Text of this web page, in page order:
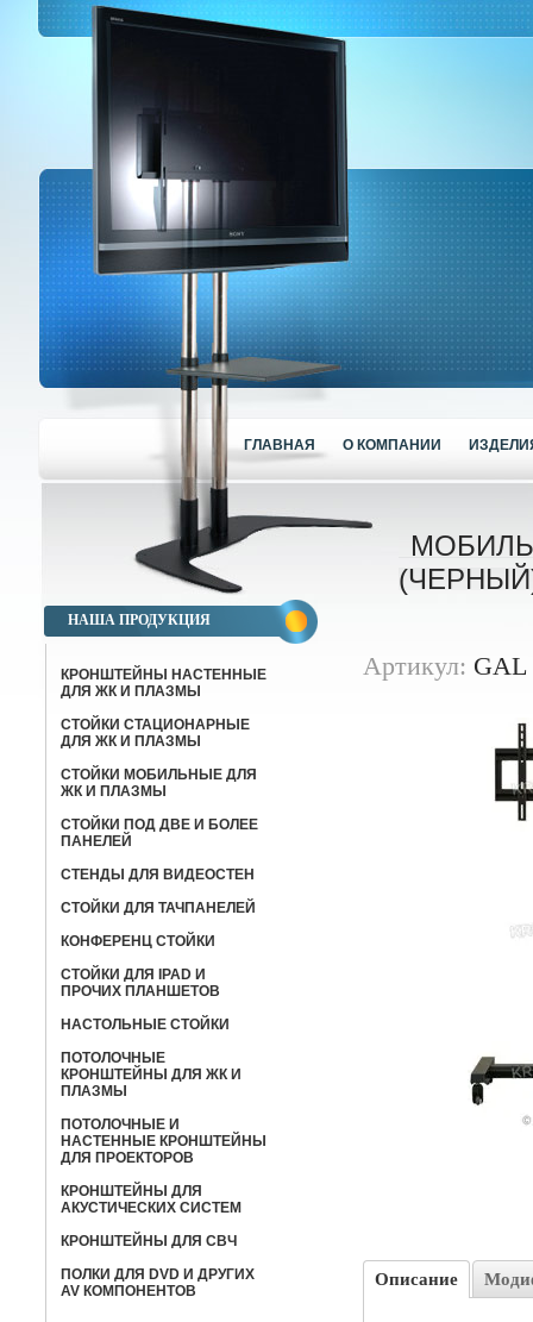
ГЛАВНАЯ О КОМПАНИИ
НАША ПРОДУКЦИЯ
КРОНШТЕЙНЫ НАСТЕННЫЕ
ДЛЯ ЖК И ПЛАЗМЫ
СТОЙКИ СТАЦИОНАРНЫЕ
ДЛЯ ЖК И ПЛАЗМЫ
СТОЙКИ МОБИЛЬНЫЕ ДЛЯ
ЖК И ПЛАЗМЫ
СТОЙКИ ПОД ДВЕ И БОЛЕЕ
ПАНЕЛЕЙ
СТЕНДЫ ДЛЯ ВИДЕОСТЕН
СТОЙКИ ДЛЯ ТАЧПАНЕЛЕЙ
КОНФЕРЕНЦ СТОЙКИ
CТОЙКИ ДЛЯ IPAD И
ПРОЧИХ ПЛАНШЕТОВ
НАСТОЛЬНЫЕ СТОЙКИ
ПОТОЛОЧНЫЕ
КРОНШТЕЙНЫ ДЛЯ ЖК И
ПЛАЗМЫ
ПОТОЛОЧНЫЕ И
НАСТЕННЫЕ КРОНШТЕЙНЫ
ДЛЯ ПРОЕКТОРОВ
КРОНШТЕЙНЫ ДЛЯ
АКУСТИЧЕСКИХ СИСТЕМ
КРОНШТЕЙНЫ ДЛЯ СВЧ
ПОЛКИ ДЛЯ DVD И ДРУГИХ
AV КОМПОНЕНТОВ
Артикул: GAL
Описание